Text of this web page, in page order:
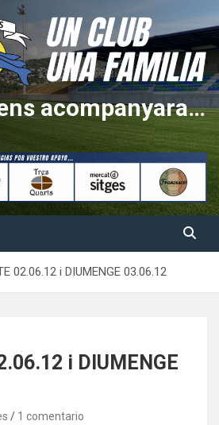
Valors que ens acompanyaran tota la vida
02.06.12 i DIUMENGE 03.06.12
i DIUMENGE
1 comentario